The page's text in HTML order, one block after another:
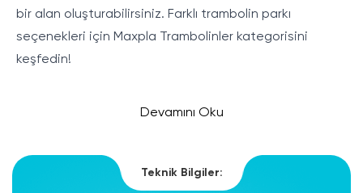
bir alan oluşturabilirsiniz. Farklı trambolin parkı
seçenekleri için Maxpla Trambolinler kategorisini
keşfedin!
Devamını Oku
Teknik Bilgiler: